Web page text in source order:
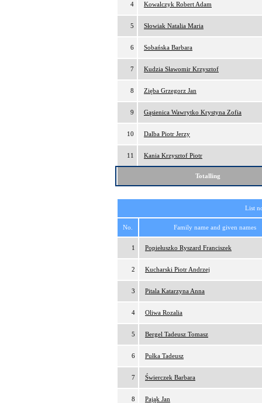
4 Kowalczyk Robert Adam
5 Słowiak Natalia Maria
6 Sobańska Barbara
7 Kudzia Sławomir Krzysztof
8 Zięba Grzegorz Jan
9 Gąsienica Wawrytko Krystyna Zofia
10 Dalba Piotr Jerzy
11 Kania Krzysztof Piotr
Totalling
List
No. Family name and given names
1 Popiełuszko Ryszard Franciszek
2 Kucharski Piotr Andrzej
3 Pitala Katarzyna Anna
4 Oliwa Rozalia
5 Bergel Tadeusz Tomasz
6 Pułka Tadeusz
7 Świerczek Barbara
8 Pająk Jan